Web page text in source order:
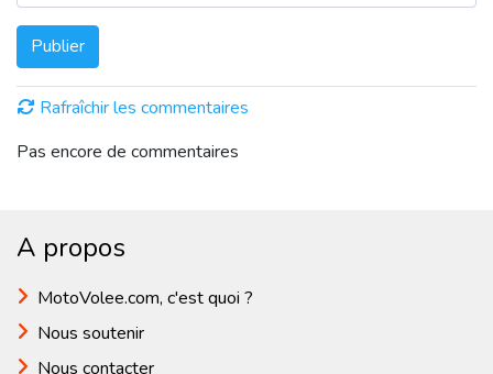
Publier
Rafraîchir les commentaires
Pas encore de commentaires
A propos
MotoVolee.com, c'est quoi ?
Nous soutenir
Nous contacter